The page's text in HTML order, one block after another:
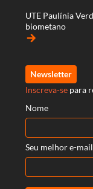
UTE Paulínia
biometano
arrow_forward
Newsletter
Inscreva-se para
Nome
Seu melhor e-mail